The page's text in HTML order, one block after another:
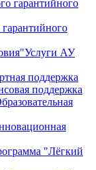
Услуги АУ
поддержка
поддержка
"Лёгкий